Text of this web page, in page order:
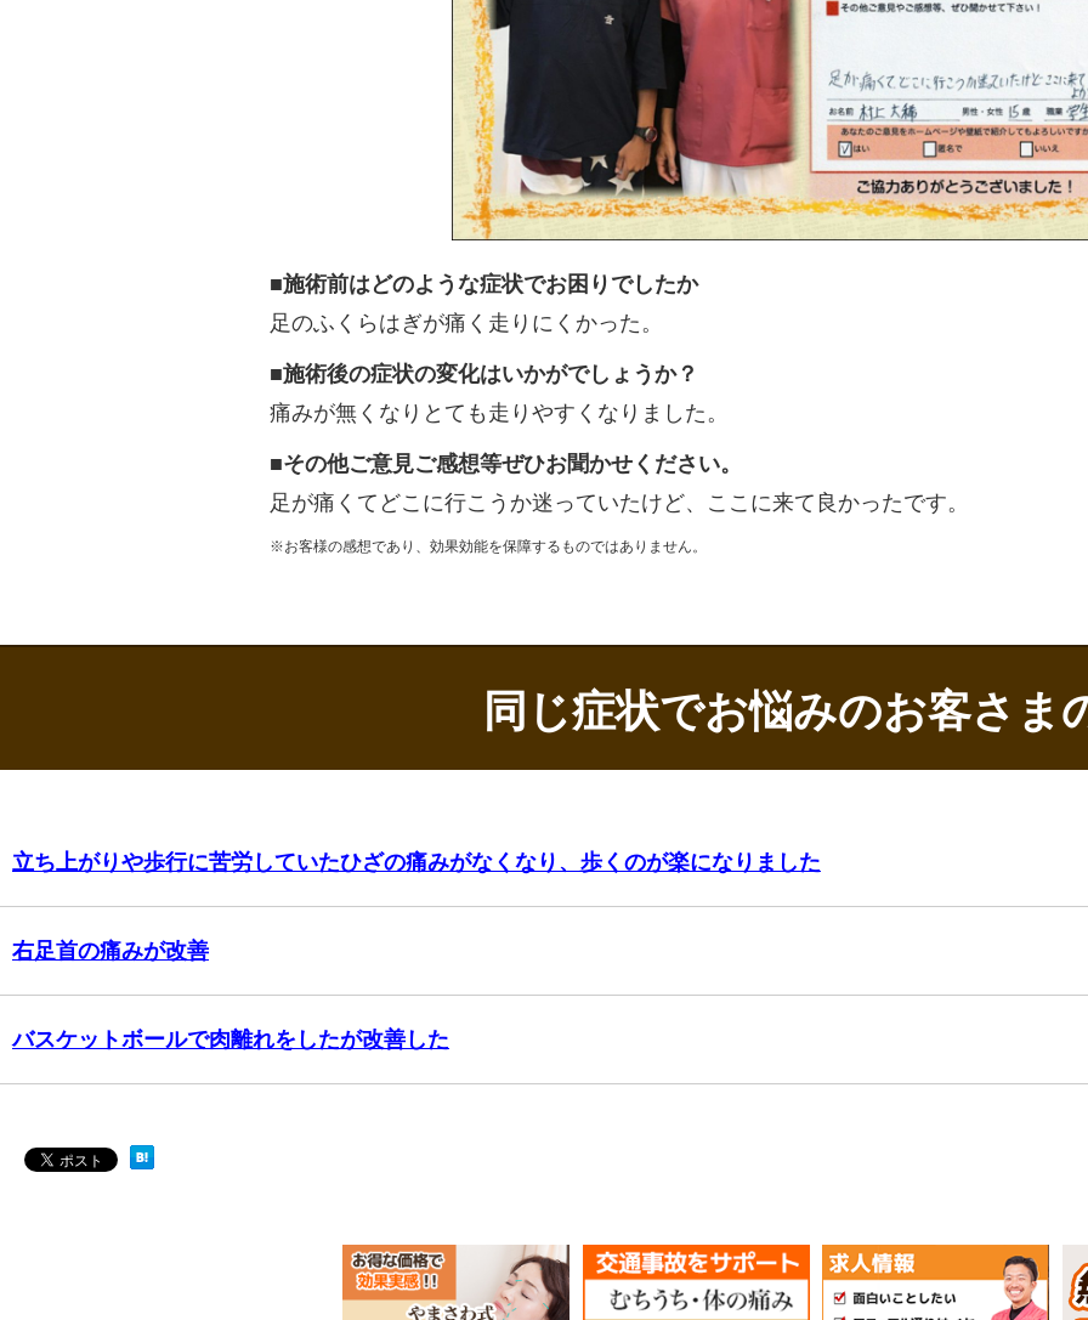
■施術前はどのような症状でお困りでしたか
足のふくらはぎが痛く走りにくかった。
■施術後の症状の変化はいかがでしょうか？
痛みが無くなりとても走りやすくなりました。
■その他ご意見ご感想等ぜひお聞かせください。
足が痛くてどこに行こうか迷っていたけど、ここに来て良かったです。
※お客様の感想であり、効果効能を保障するものではありません。
同じ症状でお悩みのお客さま
立ち上がりや歩行に苦労していたひざの痛みがなくなり、歩くのが楽になりました
右足首の痛みが改善
バスケットボールで肉離れをしたが改善した